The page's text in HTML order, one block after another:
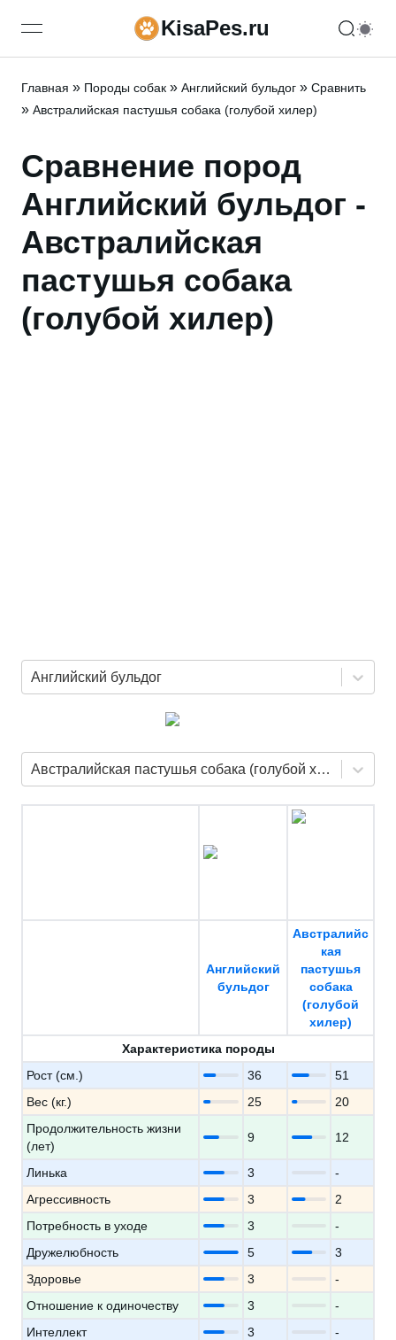
open navigation menuKisaPes.ru
Главная » Породы собак » Английский бульдог » Сравнить
» Австралийская пастушья собака (голубой хилер)
Сравнение пород
Английский бульдог -
Австралийская
пастушья собака
(голубой хилер)
Английский бульдог
Австралийская пастушья собака (голубой хилер)
Английский
бульдог
Австралийс
кая
пастушья
собака
(голубой
хилер)
Характеристика породы
Рост (см.)
36
51
Вес (кг.)
25
20
Продолжительность жизни
(лет)
9 12
Линька 3
-
Агрессивность
3
2
Потребность в уходе
3
-
Дружелюбность
5
3
Здоровье
3
-
Отношение к одиночеству
3
-
Интеллект
3
-